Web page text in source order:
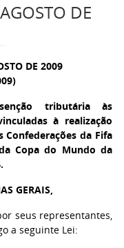
DE
DE 2009
tributária às
à realização
Confederações da Fifa
Copa do Mundo da
GERAIS,
seus representantes,
a seguinte Lei: